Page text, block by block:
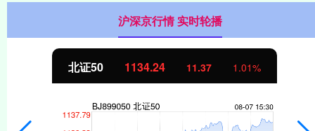
沪深京行情 实时轮播
北证50 1134.24 11.37 1.01%